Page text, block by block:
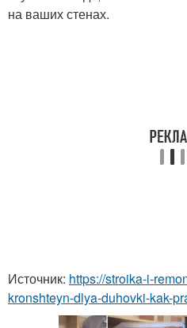
на ваших стенах.
Источник: https://stroika-i-
kronshteyn-dlya-duhovki-kak-